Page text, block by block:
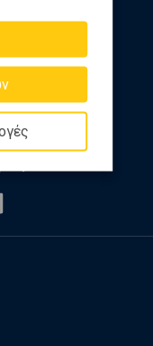
Home για νέα
της αγοράς